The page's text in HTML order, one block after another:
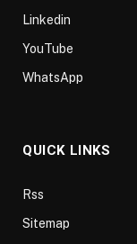
Linkedin
YouTube
WhatsApp
QUICK LINKS
Rss
Sitemap